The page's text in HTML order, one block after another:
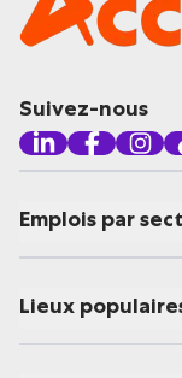
Suivez-nous
Emplois par
Lieux